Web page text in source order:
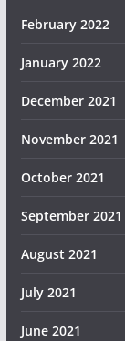
February 2022
January 2022
December 2021
November 2021
October 2021
September 2021
August 2021
July 2021
June 2021